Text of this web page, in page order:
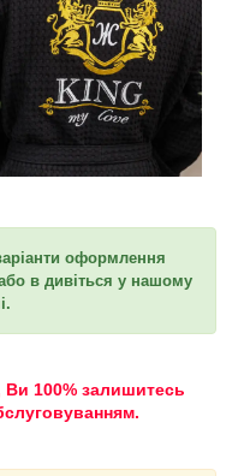
оформлення
в дивіться у нашому
100% залишитесь